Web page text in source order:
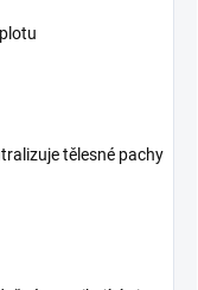
tělesné pachy